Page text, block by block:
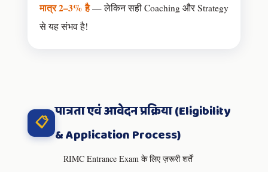
मात्र 2–3% है— लेकिन सही Coaching और Strategy
से यह संभव है!
📋
पात्रता एवं आवेदन प्रक्रिया (Eligibility
& Application Process)
RIMC Entrance Exam के लिए ज़रूरी शर्तें